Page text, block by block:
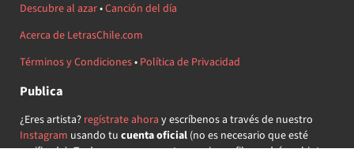
Descubre al azar•Canción del día
Acerca de LetrasChile.com
Términos y Condiciones• Política de Privacidad
Publica
¿Eres artista? regístrate ahora y escríbenos a través de nuestro
Instagram usando tu cuenta oficial(no es necesario que esté
verificada) ¡Te daremos acceso a tu propio perfil y podrás subir tus